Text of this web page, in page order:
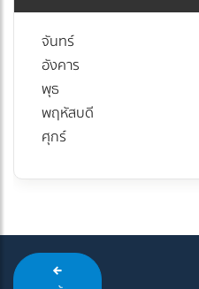
จันทร์
อังคาร
พุธ
พฤหัสบดี
ศุกร์